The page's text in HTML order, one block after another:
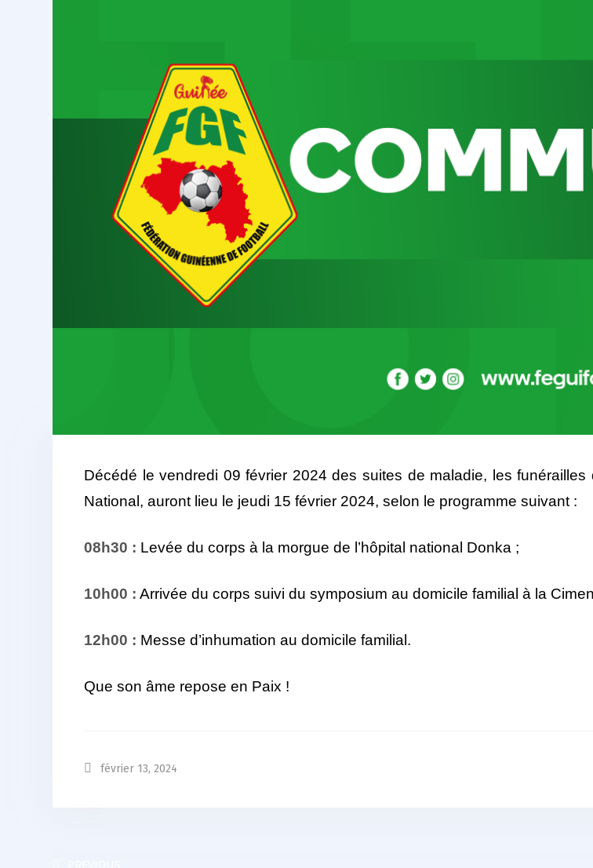
Décédé le vendredi 09 février 2024 des suites de maladie, les
National, auront lieu le jeudi 15 février 2024, selon le programme suivant :
08h30 : Levée du corps à la morgue de l’hôpital national Donka ;
10h00 : Arrivée du corps suivi du symposium au domicile familial à la
12h00 : Messe d’inhumation au domicile familial.
Que son âme repose en Paix !
février 13, 2024